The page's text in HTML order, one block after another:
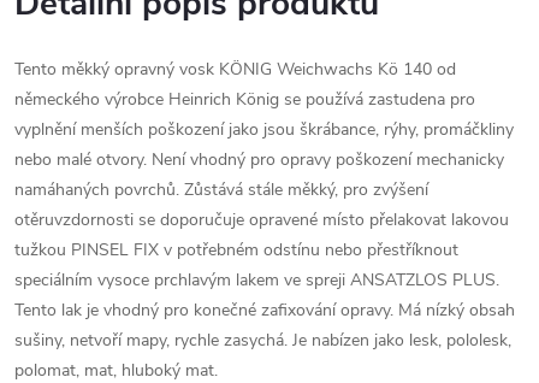
Tento měkký opravný vosk KÖNIG Weichwachs Kö 140 od
německého výrobce Heinrich König se používá zastudena pro
vyplnění menších poškození jako jsou škrábance, rýhy, promáčkliny
nebo malé otvory. Není vhodný pro opravy poškození mechanicky
namáhaných povrchů. Zůstává stále měkký, pro zvýšení
otěruvzdornosti se doporučuje opravené místo přelakovat lakovou
tužkou PINSEL FIX v potřebném odstínu nebo přestříknout
speciálním vysoce prchlavým lakem ve spreji ANSATZLOS PLUS.
Tento lak je vhodný pro konečné zafixování opravy. Má nízký obsah
sušiny, netvoří mapy, rychle zasychá. Je nabízen jako lesk, pololesk,
polomat, mat, hluboký mat.